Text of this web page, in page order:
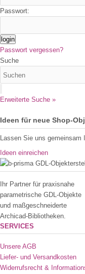
Passwort:
login
Passwort vergessen?
Suche
Erweiterte Suche »
Ideen für neue Shop-
Lassen Sie uns gemeinsam
Ideen einreichen
Ihr Partner für praxisnahe
parametrische GDL-Objekte
und maßgeschneiderte
Archicad-Bibliotheken.
SERVICES
Unsere AGB
Liefer- und Versandkosten
Widerrufsrecht &